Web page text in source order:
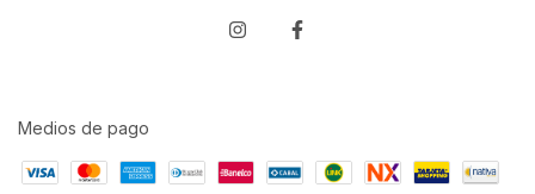
Medios de pago